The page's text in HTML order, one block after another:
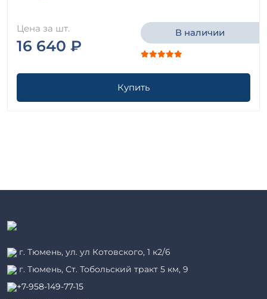
Цена за шт.
16 640 ₽
В наличии
Купить
г. Тюмень, ул. ул Котовского, 1 к2/6
г. Тюмень, ​Ст. Тобольский тракт 5 км, 9
+7-958-149-77-15